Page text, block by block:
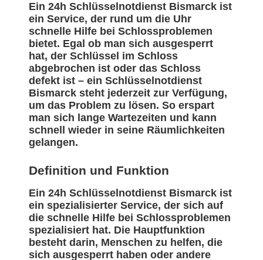
Ein 24h Schlüsselnotdienst Bismarck ist
ein Service, der rund um die Uhr
schnelle Hilfe bei Schlossproblemen
bietet. Egal ob man sich ausgesperrt
hat, der Schlüssel im Schloss
abgebrochen ist oder das Schloss
defekt ist – ein Schlüsselnotdienst
Bismarck steht jederzeit zur Verfügung,
um das Problem zu lösen. So erspart
man sich lange Wartezeiten und kann
schnell wieder in seine Räumlichkeiten
gelangen.
Definition und Funktion
Ein 24h Schlüsselnotdienst Bismarck ist
ein spezialisierter Service, der sich auf
die schnelle Hilfe bei Schlossproblemen
spezialisiert hat. Die Hauptfunktion
besteht darin, Menschen zu helfen, die
sich ausgesperrt haben oder andere